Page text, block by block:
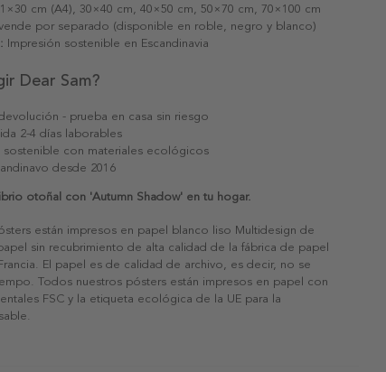
cm (A4), 30×40 cm, 40×50 cm, 50×70 cm, 70×100 cm
por separado (disponible en roble, negro y blanco)
Impresión sostenible en Escandinavia
Dear Sam?
- prueba en casa sin riesgo
2-4 días laborables
sostenible con materiales ecológicos
desde 2016
otoñal con 'Autumn Shadow' en tu hogar.
están impresos en papel blanco liso Multidesign de
sin recubrimiento de alta calidad de la fábrica de papel
El papel es de calidad de archivo, es decir, no se
Todos nuestros pósters están impresos en papel con
FSC y la etiqueta ecológica de la UE para la